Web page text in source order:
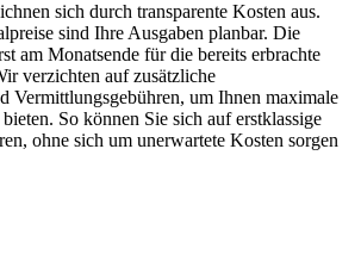
sich durch transparente Kosten aus.
sind Ihre Ausgaben planbar. Die
am Monatsende für die bereits erbrachte
verzichten auf zusätzliche
Vermittlungsgebühren, um Ihnen maximale
So können Sie sich auf erstklassige
ohne sich um unerwartete Kosten sorgen